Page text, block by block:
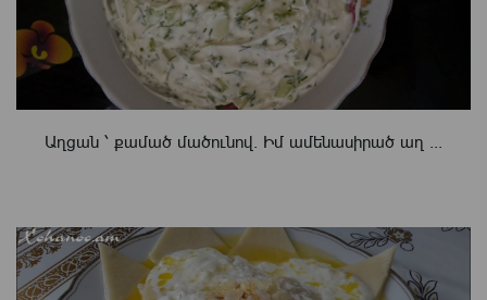
Աղցան ՝ քամած մածունով. Իմ ամենասիրած աղ ...